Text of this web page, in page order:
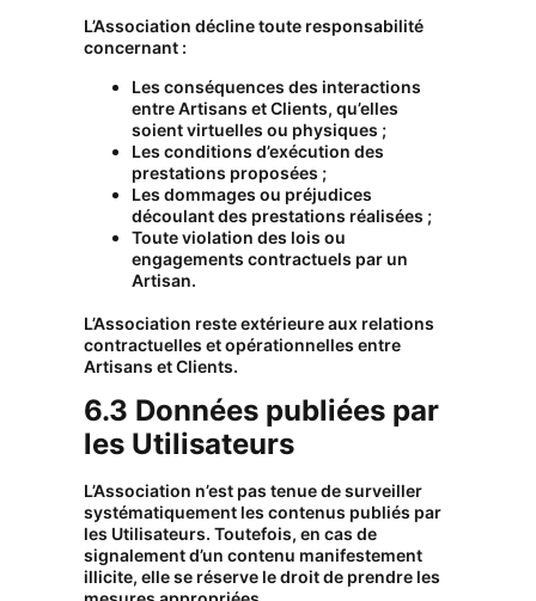
L’Association décline toute responsabilité
concernant :
Les conséquences des interactions
entre Artisans et Clients, qu’elles
soient virtuelles ou physiques ;
Les conditions d’exécution des
prestations proposées ;
Les dommages ou préjudices
découlant des prestations réalisées ;
Toute violation des lois ou
engagements contractuels par un
Artisan.
L’Association reste extérieure aux relations
contractuelles et opérationnelles entre
Artisans et Clients.
6.3 Données publiées par
les Utilisateurs
L’Association n’est pas tenue de surveiller
systématiquement les contenus publiés par
les Utilisateurs. Toutefois, en cas de
signalement d’un contenu manifestement
illicite, elle se réserve le droit de prendre les